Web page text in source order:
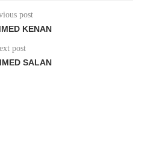
post
KENAN
post
SALAN